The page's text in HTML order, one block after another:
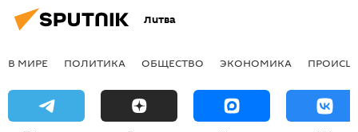
Литва
В МИРЕ ПОЛИТИКА ОБЩЕСТВО ЭКОНОМИКА